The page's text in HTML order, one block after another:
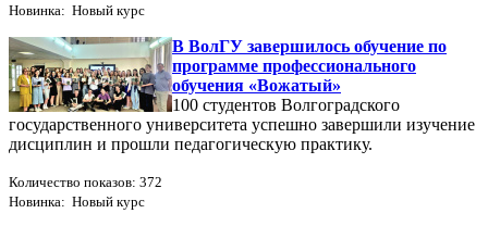
Новинка: Новый курс
В ВолГУ завершилось обучение по
программе профессионального
обучения «Вожатый»
100 студентов Волгоградского
государственного университета успешно завершили изучение
дисциплин и прошли педагогическую практику.
Количество показов: 372
Новинка: Новый курс